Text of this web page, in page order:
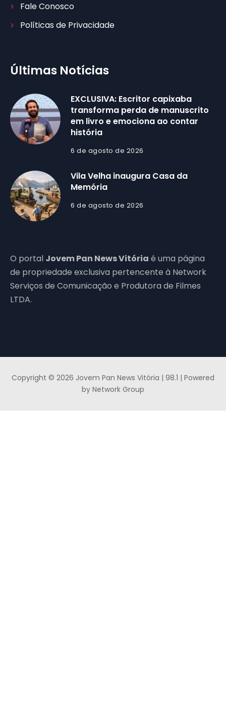
Fale Conosco
Políticas de Privacidade
Últimas Notícias
EXCLUSIVA: Escritor capixaba
transforma perda de manuscrito
em livro e emociona ao contar
história
6 de agosto de 2026
Vila Velha inaugura Casa da
Memória
6 de agosto de 2026
O portal Jovem Pan News Vitória é uma página
de propriedade exclusiva pertencente à Network
Serviços de Comunicação e Produtora de Filmes
LTDA.
Copyright © 2026 Jovem Pan News Vitória | 98.1 | Powered
by Network Group